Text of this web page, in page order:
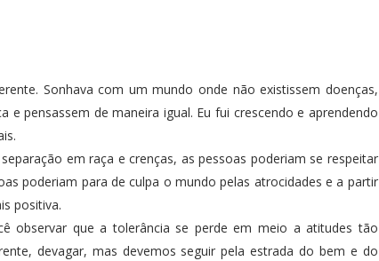
Sonhava com um mundo onde não existissem doenças,
pensassem de maneira igual. Eu fui crescendo e aprendendo
em raça e crenças, as pessoas poderiam se respeitar
poderiam para de culpa o mundo pelas atrocidades e a partir
positiva.
observar que a tolerância se perde em meio a atitudes tão
devagar, mas devemos seguir pela estrada do bem e do